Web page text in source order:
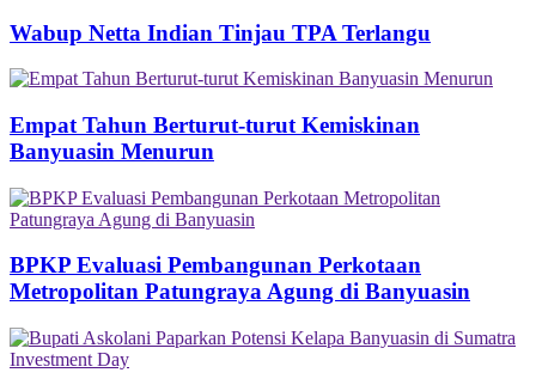
Wabup Netta Indian Tinjau TPA Terlangu
Empat Tahun Berturut-turut Kemiskinan
Banyuasin Menurun
BPKP Evaluasi Pembangunan Perkotaan
Metropolitan Patungraya Agung di Banyuasin